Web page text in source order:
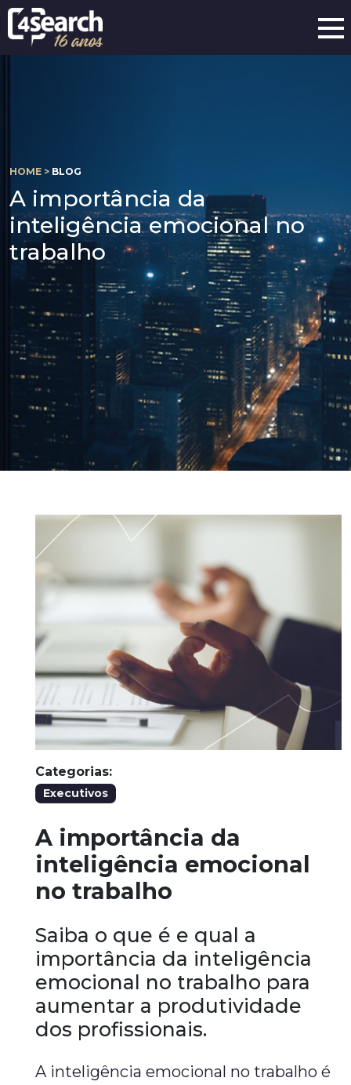
HOME > BLOG
A importância da
inteligência emocional no
trabalho
Categorias:
Executivos
A importância da
inteligência emocional
no trabalho
Saiba o que é e qual a
importância da inteligência
emocional no trabalho para
aumentar a produtividade
dos profissionais.
A inteligência emocional no trabalho é